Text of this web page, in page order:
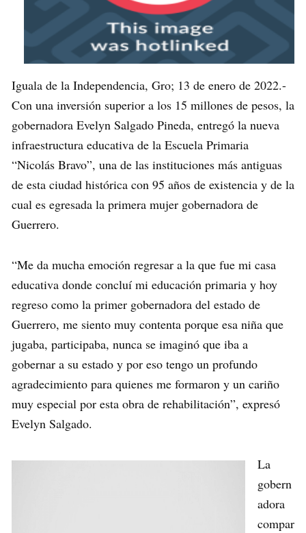
Iguala de la Independencia, Gro; 13 de enero de 2022.-
Con una inversión superior a los 15 millones de pesos, la
gobernadora Evelyn Salgado Pineda, entregó la nueva
infraestructura educativa de la Escuela Primaria
“Nicolás Bravo”, una de las instituciones más antiguas
de esta ciudad histórica con 95 años de existencia y de la
cual es egresada la primera mujer gobernadora de
Guerrero.
“Me da mucha emoción regresar a la que fue mi casa
educativa donde concluí mi educación primaria y hoy
regreso como la primer gobernadora del estado de
Guerrero, me siento muy contenta porque esa niña que
jugaba, participaba, nunca se imaginó que iba a
gobernar a su estado y por eso tengo un profundo
agradecimiento para quienes me formaron y un cariño
muy especial por esta obra de rehabilitación”, expresó
Evelyn Salgado.
La
gobern
adora
compar